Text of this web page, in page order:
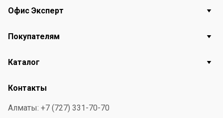
Офис Эксперт
Покупателям
Каталог
Контакты
Алматы: +7 (727) 331-70-70